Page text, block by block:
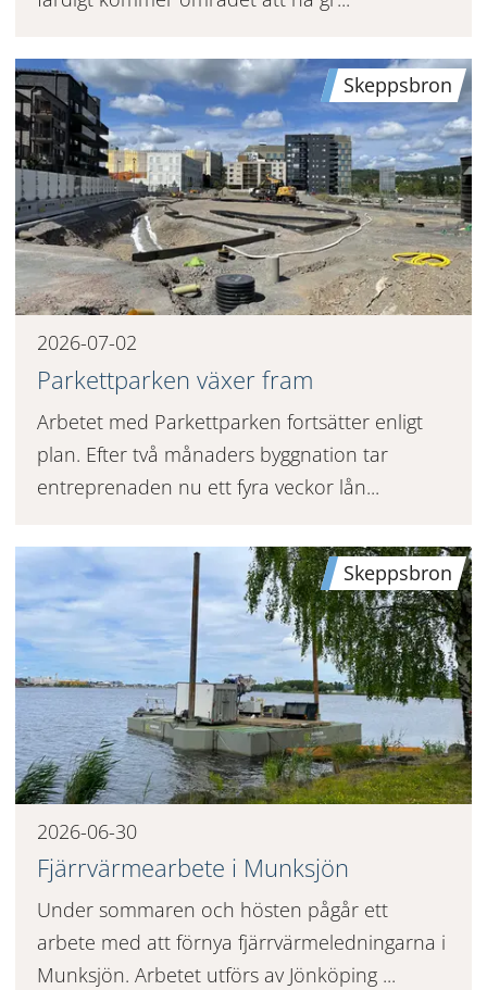
Skeppsbron
2026-07-02
Parkettparken växer fram
Arbetet med Parkettparken fortsätter enligt
plan. Efter två månaders byggnation tar
entreprenaden nu ett fyra veckor lån...
Skeppsbron
2026-06-30
Fjärrvärmearbete i Munksjön
Under sommaren och hösten pågår ett
arbete med att förnya fjärrvärmeledningarna i
Munksjön. Arbetet utförs av Jönköping ...